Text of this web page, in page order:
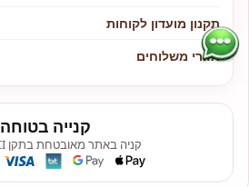
תקנון מועדון לקוחות
אזורי משלוחים
קנייה בטוחה
קניה באתר מאובטחת בתקן PCI העולמי